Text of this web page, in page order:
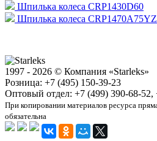
Шпилька колеса CRP1430D60
Шпилька колеса
1997 - 2026 © Компания «Starleks»
Розница: +7 (495) 150-39-23
Оптовый отдел: +7 (499) 390-68-52,
При копировании материалов ресурса
обязательна